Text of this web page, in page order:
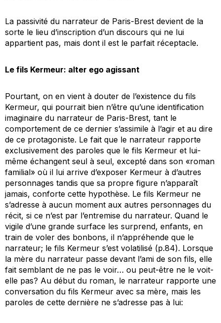
La passivité du narrateur de Paris-Brest devient de la
sorte le lieu d’inscription d’un discours qui ne lui
appartient pas, mais dont il est le parfait réceptacle.
Le fils Kermeur: alter ego agissant
Pourtant, on en vient à douter de l’existence du fils
Kermeur, qui pourrait bien n’être qu’une identification
imaginaire du narrateur de Paris-Brest, tant le
comportement de ce dernier s’assimile à l’agir et au dire
de ce protagoniste. Le fait que le narrateur rapporte
exclusivement des paroles que le fils Kermeur et lui-
même échangent seul à seul, excepté dans son «roman
familial» où il lui arrive d’exposer Kermeur à d’autres
personnages tandis que sa propre figure n’apparaît
jamais, conforte cette hypothèse. Le fils Kermeur ne
s’adresse à aucun moment aux autres personnages du
récit, si ce n’est par l’entremise du narrateur. Quand le
vigile d’une grande surface les surprend, enfants, en
train de voler des bonbons, il n’appréhende que le
narrateur; le fils Kermeur s’est volatilisé (p.84). Lorsque
la mère du narrateur passe devant l’ami de son fils, elle
fait semblant de ne pas le voir… ou peut-être ne le voit-
elle pas? Au début du roman, le narrateur rapporte une
conversation du fils Kermeur avec sa mère, mais les
paroles de cette dernière ne s’adresse pas à lui: